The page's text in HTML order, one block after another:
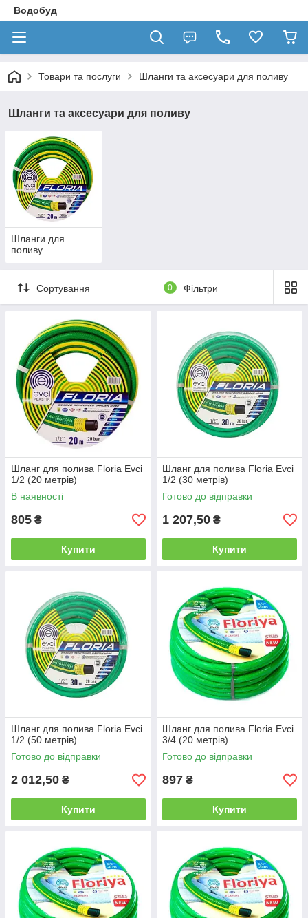
Водобуд
Товари та послуги Шланги та аксесуари для поливу
Шланги та аксесуари для поливу
Шланги для
поливу
Сортування 0 Фільтри
Шланг для полива Floria Evci
1/2 (20 метрів)
В наявності
805 ₴
Купити
Шланг для полива Floria Evci
1/2 (30 метрів)
Готово до відправки
1 207,50 ₴
Купити
Шланг для полива Floria Evci
1/2 (50 метрів)
Готово до відправки
2 012,50 ₴
Купити
Шланг для полива Floria Evci
3/4 (20 метрів)
Готово до відправки
897 ₴
Купити